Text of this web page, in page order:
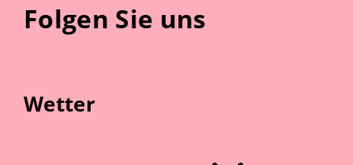
Folgen Sie uns
Wetter